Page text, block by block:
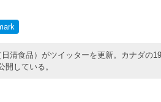
清食品）がツイッターを更新。カナダの
している。